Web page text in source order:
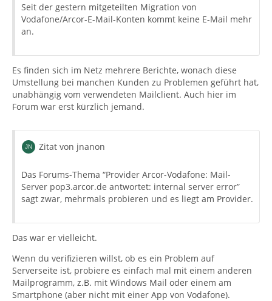
Seit der gestern mitgeteilten Migration von
Vodafone/Arcor-E-Mail-Konten kommt keine E-Mail mehr
an.
Es finden sich im Netz mehrere Berichte, wonach diese
Umstellung bei manchen Kunden zu Problemen geführt hat,
unabhängig vom verwendeten Mailclient. Auch hier im
Forum war erst kürzlich jemand.
Zitat von jnanon
Das Forums-Thema “Provider Arcor-Vodafone: Mail-
Server pop3.arcor.de antwortet: internal server error”
sagt zwar, mehrmals probieren und es liegt am Provider.
Das war er vielleicht.
Wenn du verifizieren willst, ob es ein Problem auf
Serverseite ist, probiere es einfach mal mit einem anderen
Mailprogramm, z.B. mit Windows Mail oder einem am
Smartphone (aber nicht mit einer App von Vodafone).